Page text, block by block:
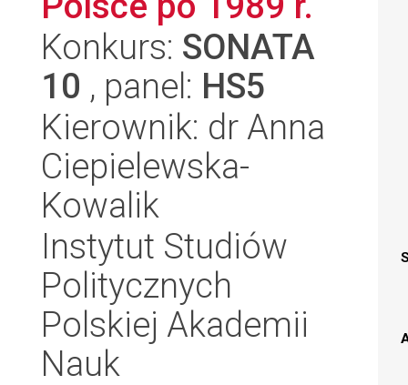
Konkurs: SONATA
10 , panel: HS5
Kierownik: dr Anna
Ciepielewska-
Kowalik
Instytut Studiów
Politycznych
Polskiej Akademii
Nauk